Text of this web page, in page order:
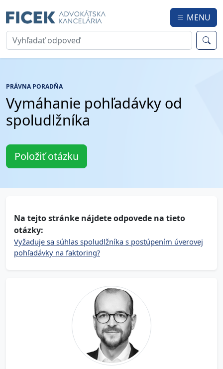
MENU
PRÁVNA PORADŇA
Vymáhanie pohľadávky od
spoludlžníka
Položiť otázku
Na tejto stránke nájdete odpovede na tieto
otázky:
Vyžaduje sa súhlas spoludlžníka s postúpením úverovej
pohľadávky na faktoring?